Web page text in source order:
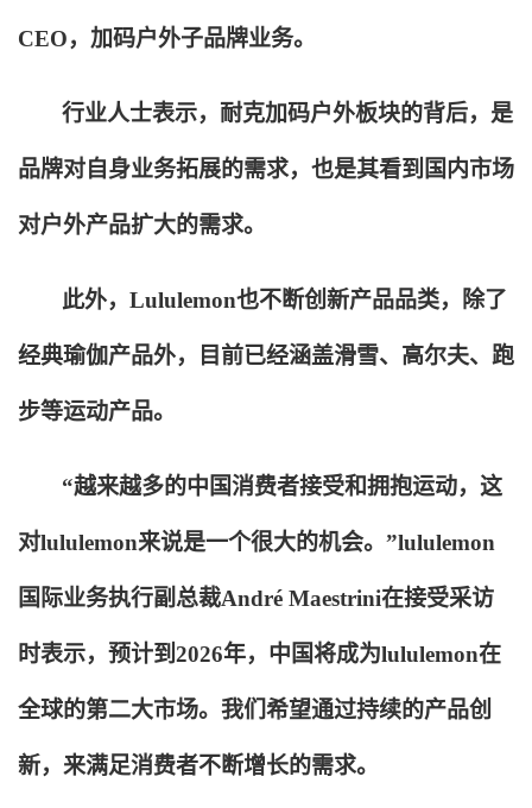
CEO，加码户外子品牌业务。
行业人士表示，耐克加码户外板块的背后，是
品牌对自身业务拓展的需求，也是其看到国内市场
对户外产品扩大的需求。
此外，Lululemon也不断创新产品品类，除了
经典瑜伽产品外，目前已经涵盖滑雪、高尔夫、跑
步等运动产品。
“越来越多的中国消费者接受和拥抱运动，这
对lululemon来说是一个很大的机会。”lululemon
国际业务执行副总裁André Maestrini在接受采访
时表示，预计到2026年，中国将成为lululemon在
全球的第二大市场。我们希望通过持续的产品创
新，来满足消费者不断增长的需求。